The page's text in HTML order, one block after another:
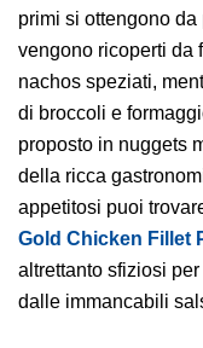
primi si ottengono
vengono ricoperti da
nachos speziati,
di broccoli e
proposto in nuggets
della ricca
appetitosi puoi
Gold Chicken Fillet
altrettanto sfiziosi
dalle immancabili